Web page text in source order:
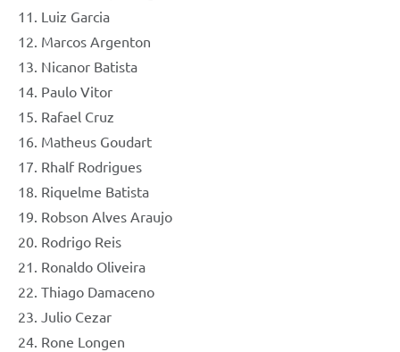
11. Luiz Garcia
12. Marcos Argenton
13. Nicanor Batista
14. Paulo Vitor
15. Rafael Cruz
16. Matheus Goudart
17. Rhalf Rodrigues
18. Riquelme Batista
19. Robson Alves Araujo
20. Rodrigo Reis
21. Ronaldo Oliveira
22. Thiago Damaceno
23. Julio Cezar
24. Rone Longen